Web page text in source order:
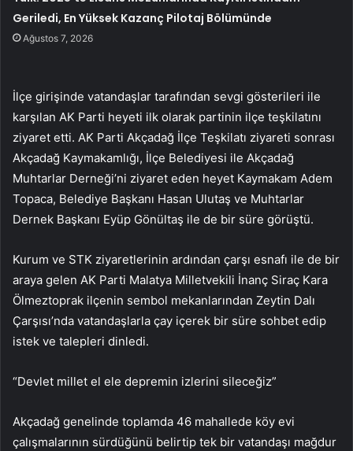
Geriledi, En Yüksek Kazanç Pilotaj Bölümünde
Ağustos 7, 2026
İlçe girişinde vatandaşlar tarafından sevgi gösterileri ile
karşılan AK Parti heyeti ilk olarak partinin ilçe teşkilatını
ziyaret etti. AK Parti Akçadağ İlçe Teşkilatı ziyareti sonrası
Akçadağ Kaymakamlığı, İlçe Belediyesi ile Akçadağ
Muhtarlar Derneği’ni ziyaret eden heyet Kaymakam Adem
Topaca, Belediye Başkanı Hasan Ulutaş ve Muhtarlar
Dernek Başkanı Eyüp Gönültaş ile de bir süre görüştü.
Kurum ve STK ziyaretlerinin ardından çarşı esnafı ile de bir
araya gelen AK Parti Malatya Milletvekili İnanç Siraç Kara
Ölmeztoprak ilçenin sembol mekanlarından Zeytin Dalı
Çarşısı’nda vatandaşlarla çay içerek bir süre sohbet edip
istek ve talepleri dinledi.
“Devlet millet el ele depremin izlerini sileceğiz”
Akçadağ genelinde toplamda 46 mahallede köy evi
çalışmalarının sürdüğünü belirtip tek bir vatandaşı mağdur